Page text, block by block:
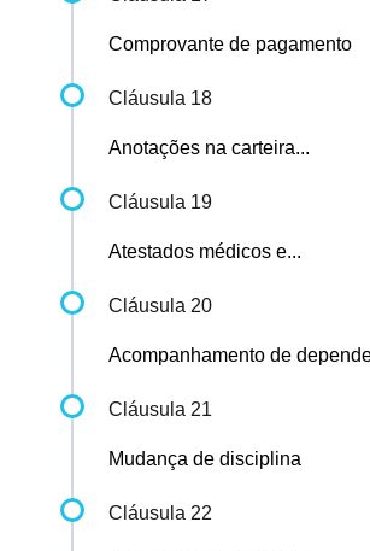
Comprovante de pagamento
Cláusula 18
Anotações na carteira...
Cláusula 19
Atestados médicos e...
Cláusula 20
Acompanhamento de
Cláusula 21
Mudança de disciplina
Cláusula 22